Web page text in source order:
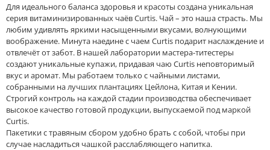
Для идеального баланса здоровья и красоты создана уникальная
серия витаминизированных чаёв Curtis. Чай – это наша страсть. Мы
любим удивлять яркими насыщенными вкусами, волнующими
воображение. Минута наедине с чаем Curtis подарит наслаждение и
отвлечёт от забот. В нашей лаборатории мастера-титестеры
создают уникальные купажи, придавая чаю Curtis неповторимый
вкус и аромат. Мы работаем только с чайными листами,
собранными на лучших плантациях Цейлона, Китая и Кении.
Строгий контроль на каждой стадии производства обеспечивает
высокое качество готовой продукции, выпускаемой под маркой
Curtis.
Пакетики с травяным сбором удобно брать с собой, чтобы при
случае насладиться чашкой расслабляющего напитка.